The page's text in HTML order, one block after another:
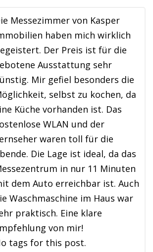
Messezimmer von Kasper
haben mich wirklich
Der Preis ist für die
Ausstattung sehr
Mir gefiel besonders die
selbst zu kochen, da
Küche vorhanden ist. Das
WLAN und der
waren toll für die
Die Lage ist ideal, da das
in nur 11 Minuten
dem Auto erreichbar ist. Auch
Waschmaschine im Haus war
praktisch. Eine klare
von mir!
tags for this post.